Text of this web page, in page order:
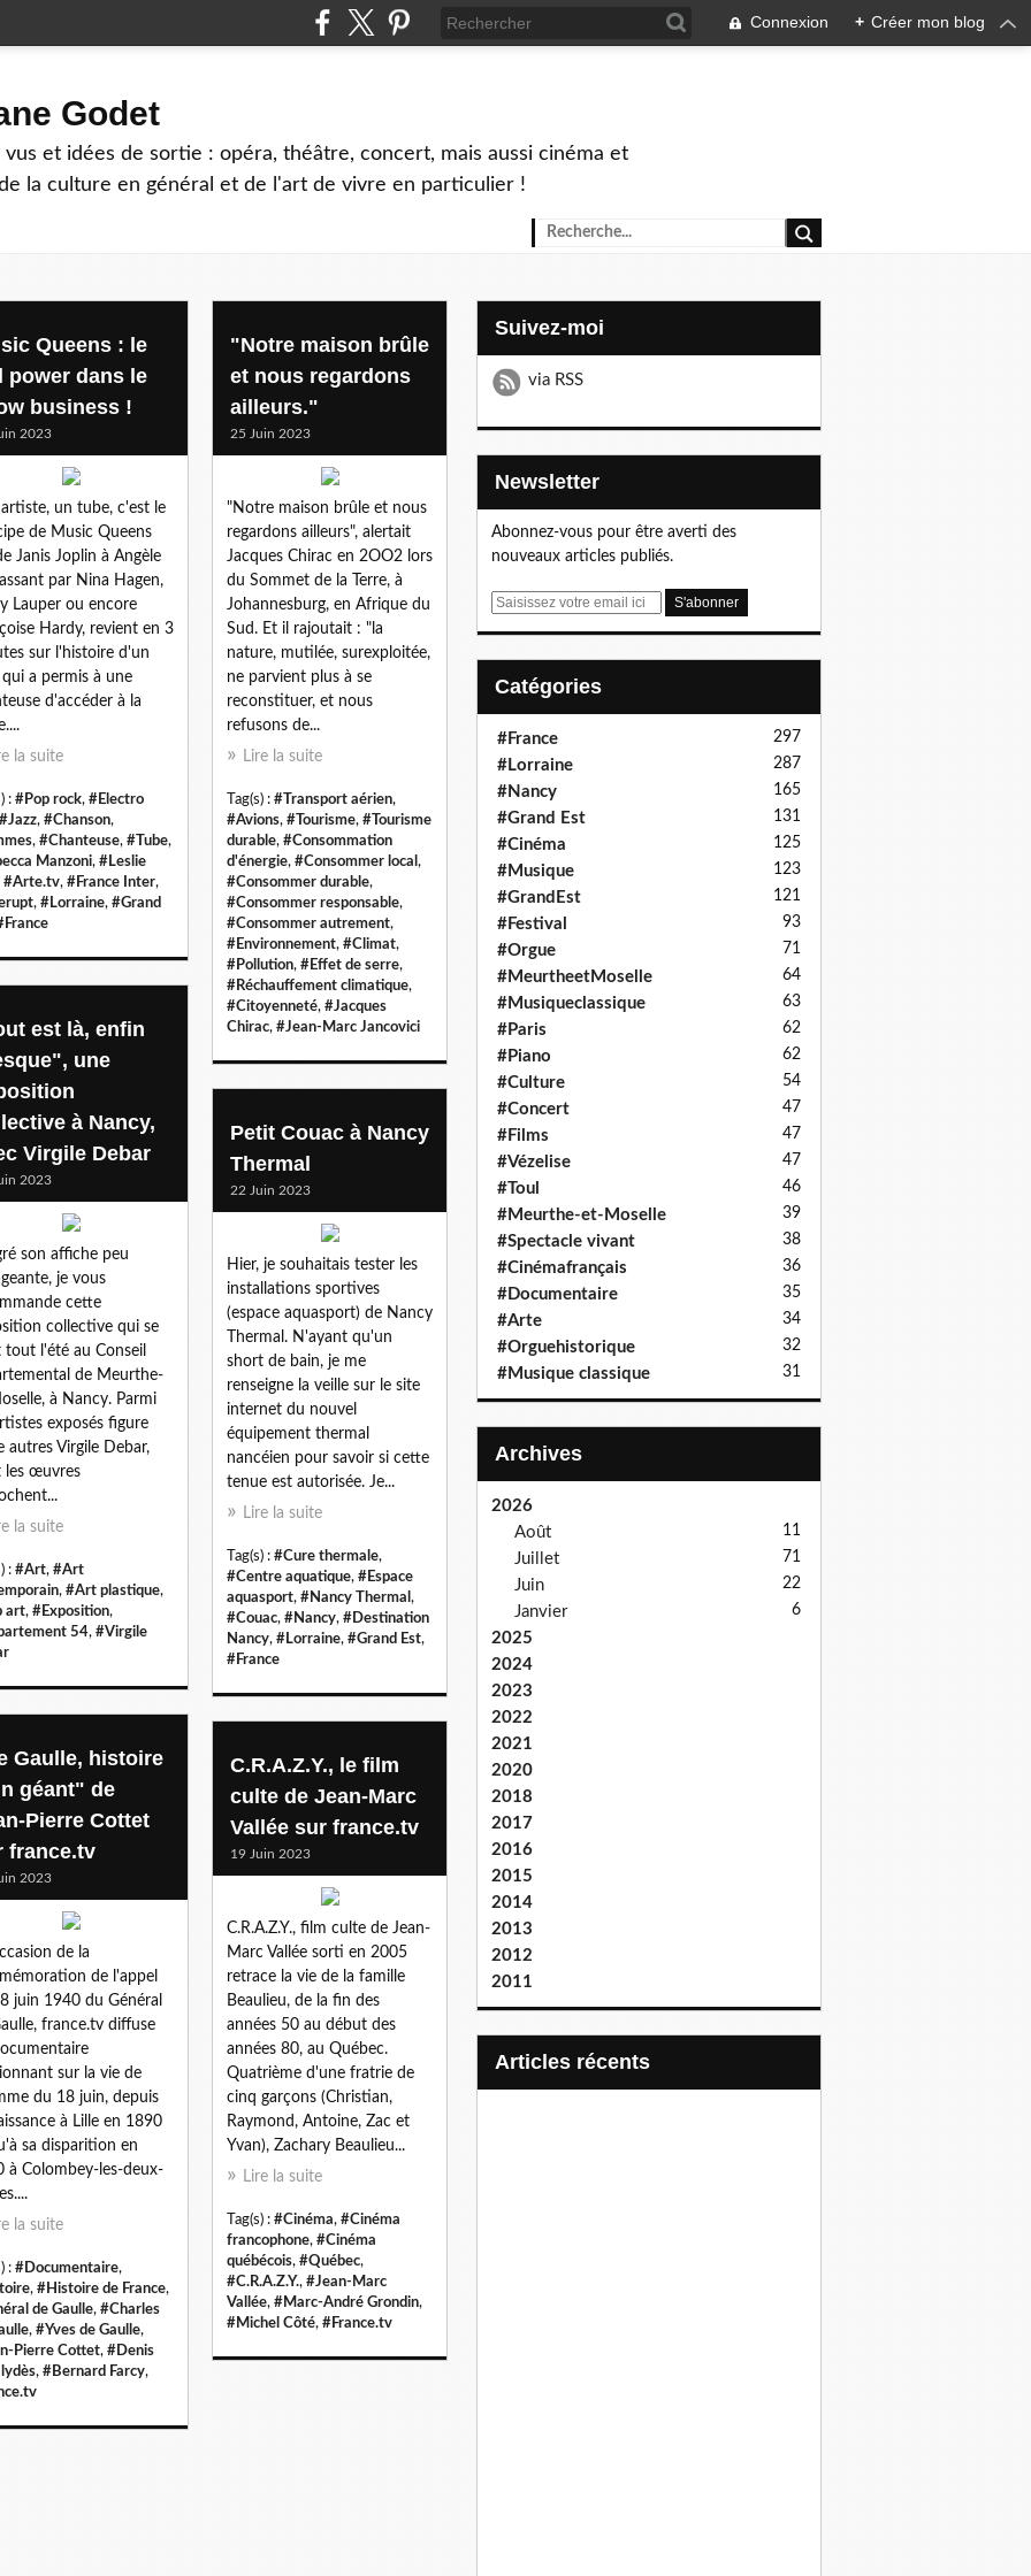
Connexion + Créer mon blog
Godet
et idées de sortie : opéra, théâtre, concert, mais aussi cinéma et
la culture en général et de l'art de vivre en particulier !
Queens : le
power dans le
business !
2023
un tube, c'est le
de Music Queens
Janis Joplin à Angèle
par Nina Hagen,
Lauper ou encore
Hardy, revient en 3
sur l'histoire d'un
a permis à une
d'accéder à la
la suite
: #Pop rock, #Electro
#Jazz, #Chanson,
, #Chanteuse, #Tube,
Manzoni, #Leslie
#Arte.tv, #France Inter,
, #Lorraine, #Grand
"Notre maison brûle
et nous regardons
ailleurs."
25 Juin 2023
"Notre maison brûle et nous
regardons ailleurs", alertait
Jacques Chirac en 2OO2 lors
du Sommet de la Terre, à
Johannesburg, en Afrique du
Sud. Et il rajoutait : "la
nature, mutilée, surexploitée,
ne parvient plus à se
reconstituer, et nous
refusons de...
Lire la suite
Tag(s) : #Transport aérien,
#Avions, #Tourisme, #Tourisme
durable, #Consommation
d'énergie, #Consommer local ,
#Consommer durable,
#Consommer responsable,
#Consommer autrement,
#Environnement, #Climat,
#Pollution, #Effet de serre,
#Réchauffement climatique,
#Citoyenneté, #Jacques
Chirac, #Jean-Marc Jancovici
est là, enfin
une
à Nancy,
Virgile Debar
2023
son affiche peu
je vous
cette
collective qui se
l'été au Conseil
de Meurthe-
à Nancy. Parmi
exposés figure
autres Virgile Debar,
les œuvres
la suite
: #Art, #Art
, #Art plastique,
art, #Exposition,
54, #Virgile
Petit Couac à Nancy
Thermal
22 Juin 2023
Hier, je souhaitais tester les
installations sportives
(espace aquasport) de Nancy
Thermal. N'ayant qu'un
short de bain, je me
renseigne la veille sur le site
internet du nouvel
équipement thermal
nancéien pour savoir si cette
tenue est autorisée. Je...
Lire la suite
Tag(s) : #Cure thermale,
#Centre aquatique, #Espace
aquasport, #Nancy Thermal ,
#Couac, #Nancy, #Destination
Nancy, #Lorraine, #Grand Est,
#France
Gaulle, histoire
géant" de
Pierre Cottet
france.tv
2023
de la
de l'appel
juin 1940 du Général
france.tv diffuse
sur la vie de
du 18 juin, depuis
à Lille en 1890
sa disparition en
à Colombey-les-deux-
la suite
: #Documentaire,
, #Histoire de France,
de Gaulle, #Charles
, #Yves de Gaulle,
Pierre Cottet, #Denis
, #Bernard Farcy,
C.R.A.Z.Y., le film
culte de Jean-Marc
Vallée sur france.tv
19 Juin 2023
C.R.A.Z.Y., film culte de Jean-
Marc Vallée sorti en 2005
retrace la vie de la famille
Beaulieu, de la fin des
années 50 au début des
années 80, au Québec.
Quatrième d'une fratrie de
cinq garçons (Christian,
Raymond, Antoine, Zac et
Yvan), Zachary Beaulieu...
Lire la suite
Tag(s) : #Cinéma, #Cinéma
francophone, #Cinéma
québécois, #Québec,
#C.R.A.Z.Y., #Jean-Marc
Vallée, #Marc-André Grondin,
#Michel Côté, #France.tv
Suivez-moi
via RSS
Newsletter
Abonnez-vous pour être averti des
nouveaux articles publiés.
E
Catégories
#France 297
#Lorraine 287
#Nancy 165
#Grand Est 131
#Cinéma 125
#Musique 123
#GrandEst 121
#Festival 93
#Orgue 71
#MeurtheetMoselle 64
#Musiqueclassique 63
#Paris 62
#Piano 62
#Culture 54
#Concert 47
#Films 47
#Vézelise 47
#Toul 46
#Meurthe-et-Moselle 39
#Spectacle vivant 38
#Cinémafrançais 36
#Documentaire 35
#Arte 34
#Orguehistorique 32
#Musique classique 31
Archives
2026
Août
11
Juillet 71
Juin 22
Janvier 6
2025
2024
2023
2022
2021
2020
2018
2017
2016
2015
2014
2013
2012
2011
articles récents